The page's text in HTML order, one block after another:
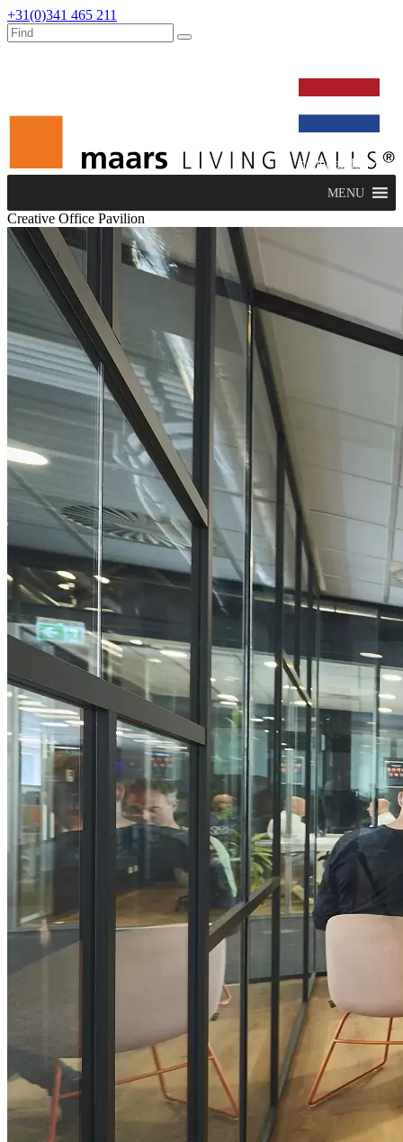
+31(0)341 465 211
nederlands
MENU
Creative Office Pavilion